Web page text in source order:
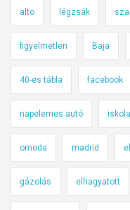
alto légzsák
figyelmetlen Baja
40-es tábla facebook
napelemes autó iskola
omoda madrid
gázolás elhagyatott